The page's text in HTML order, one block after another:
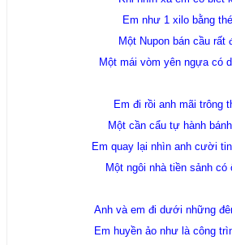
Em như 1 xilo bằng
Một Nupon bán cầu rất
Một mái vòm yên ngựa có
Em đi rồi anh mãi trông
Một cần cẩu tự hành
Em quay lại nhìn anh cười
Một ngôi nhà tiền sảnh có
Anh và em đi dưới những
Em huyền ảo như là công